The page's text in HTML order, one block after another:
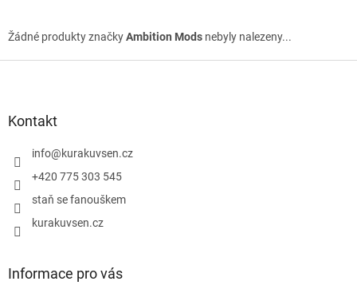
Žádné produkty značkyAmbition Mods nebyly nalezeny...
Kontakt
info@kurakuvsen.cz
+420 775 303 545
staň se fanouškem
kurakuvsen.cz
Informace pro vás